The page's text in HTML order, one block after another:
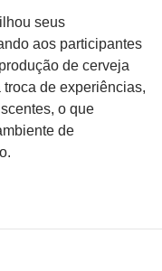
seus
aos participantes
de cerveja
de experiências,
o que
de